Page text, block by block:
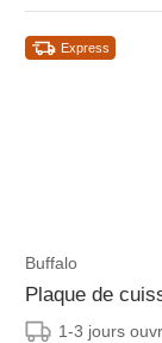
Express
Buffalo
Plaque de
1-3 jours